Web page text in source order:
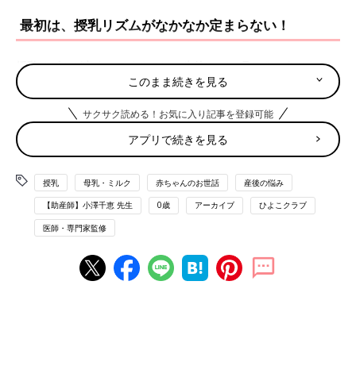
最初は、授乳リズムがなかなか定まらない！
授乳リズムが定まってくるのは、生後3～4ヶ月ごろ。あせらない
でマイペースで大丈夫です。
悩み１：授乳の回数がとにかく多い
「生後２ヶ月ごろまでは、欲しがるときに欲しがるだけ与えてい
いので、回数が多くても気にしなくて大丈夫。一度に飲む量が増
えてくると、授乳回数もだんだんと減ってきます。
２ヶ月を過ぎたら、授乳間隔は３時間くらいを目安にするといい
でしょう。前回の授乳から時間がたっていないのに泣くようであ
かけて理由を考えて対応してみて」（小澤先生）
このまま続きを見る
サクサク読める！お気に入り記事を登録可能
アプリで続きを見る
授乳 母乳・ミルク 赤ちゃんのお世話 産後の悩み
【助産師】小澤千恵 先生 0歳 アーカイブ ひよこクラブ
医師・専門家監修